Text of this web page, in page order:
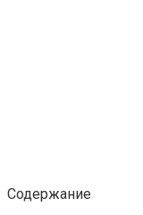
Содержание